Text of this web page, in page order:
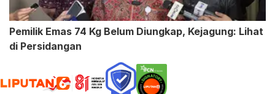
Pemilik Emas 74 Kg Belum Diungkap, Kejagung: Lihat
di Persidangan